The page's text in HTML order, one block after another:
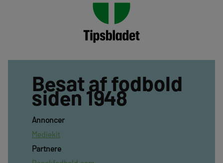
Besat af fodbold
siden 1948
Annoncer
Mediekit
Partnere